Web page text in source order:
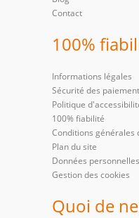
Contact
100%
Informations légales
Sécurité des
Politique
100% fiabilité
Conditions générales
Plan du site
Données personnelles
Gestion des cookies
Quoi de